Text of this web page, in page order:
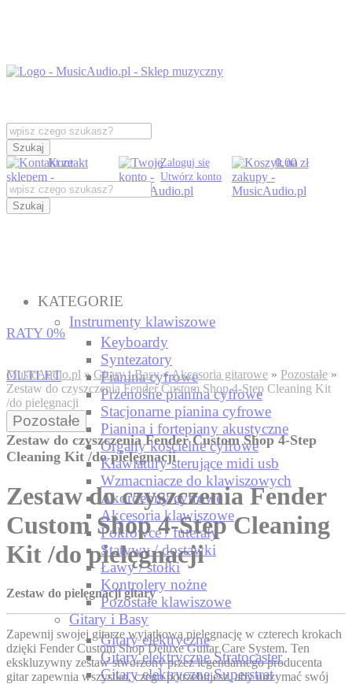
Szukaj
Kontakt
Zaloguj się
Utwórz konto
0,00 zł
Szukaj
KATEGORIE
Instrumenty klawiszowe
Keyboardy
Syntezatory
Pianina cyfrowe
Przenośne pianina cyfrowe
Stacjonarne pianina cyfrowe
Pianina i fortepiany akustyczne
Organy kościelne cyfrowe
Klawiatury sterujące midi usb
Wzmacniacze do klawiszowych
Akordeony cyfrowe
Akcesoria klawiszowe
Pokrowce / futerały
Statywy / dostawki
Ławy / stołki
Kontrolery nożne
Pozostałe klawiszowe
Gitary i Basy
Gitary elektryczne
Gitary elektryczne Stratocaster
Gitary elektryczne Superstrat
RATY 0%
OUTLET
TAX FREE
MusicAudio.pl »Gitary i Basy»Akcesoria gitarowe » Pozostałe »
Zestaw do czyszczenia Fender Custom Shop 4-Step Cleaning Kit
/do pielęgnacji
Pozostałe
Zestaw do czyszczenia Fender Custom Shop 4-Step
Cleaning Kit /do pielęgnacji
Zestaw do czyszczenia Fender
Custom Shop 4-Step Cleaning
Kit /do pielęgnacji
Zestaw do pielęgnacji gitary
Zapewnij swojej gitarze wyjątkową pielęgnację w czterech krokach
dzięki Fender Custom Shop Deluxe Guitar Care System. Ten
ekskluzywny zestaw stworzony przez legendarnego producenta
gitar zapewnia wszystko, czego potrzebujesz, aby utrzymać swój